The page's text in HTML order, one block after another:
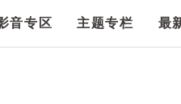
音专区 主题专栏 最